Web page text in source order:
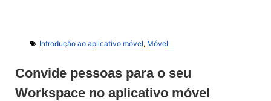
Introdução ao aplicativo móvel, Móvel
Convide pessoas para o seu
Workspace no aplicativo móvel